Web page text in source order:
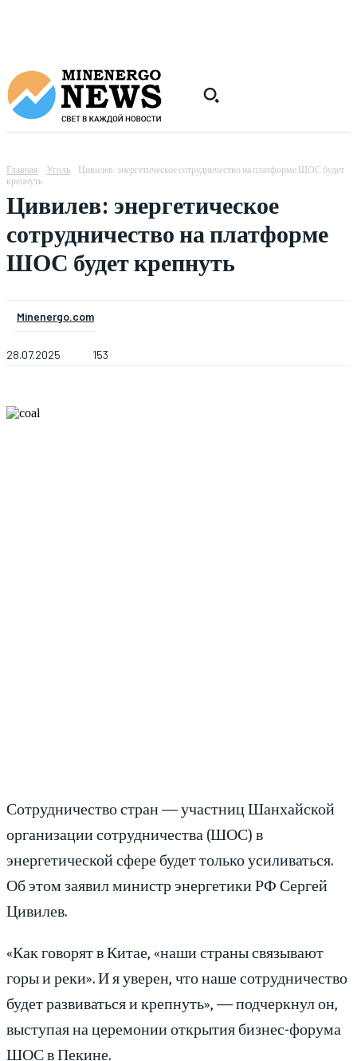
Главная Уголь
Цивилев: энергетическое сотрудничество на платформе ШОС будет
крепнуть
Цивилев: энергетическое
сотрудничество на платформе
ШОС будет крепнуть
Minenergo.com
28.07.2025 153
Сотрудничество стран — участниц Шанхайской
организации сотрудничества (ШОС) в
энергетической сфере будет только усиливаться.
Об этом заявил министр энергетики РФ Сергей
Цивилев.
«Как говорят в Китае, «наши страны связывают
горы и реки». И я уверен, что наше сотрудничество
будет развиваться и крепнуть», — подчеркнул он,
выступая на церемонии открытия бизнес-форума
ШОС в Пекине.